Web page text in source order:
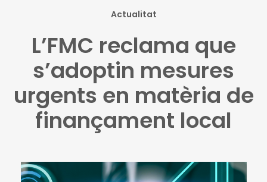
Actualitat
L’FMC reclama que
s’adoptin mesures
urgents en matèria de
finançament local